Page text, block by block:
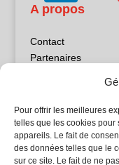
Pour offrir les meilleures
telles que les cookies pour
appareils. Le fait de
des données telles que le
sur ce site. Le fait de ne
A propos
Contact
Partenaires
Politique de
Sites
5Façades